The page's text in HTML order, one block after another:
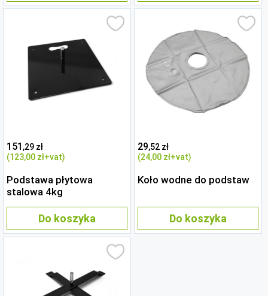
151 ,29 zł
(123,00 zł+vat)
Podstawa płytowa
stalowa 4kg
Do koszyka
29,52 zł
(24,00 zł+vat)
Koło wodne do podstaw
Do koszyka